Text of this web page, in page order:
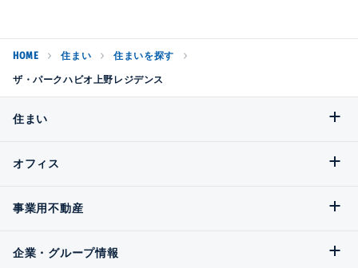
HOME 住まい 住まいを探す
ザ・パークハビオ上野レジデンス
住まい
オフィス
事業用不動産
企業・グループ情報